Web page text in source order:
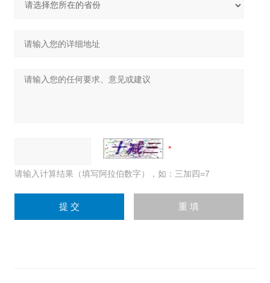
请输入计算结果（填写阿拉伯数字），如：三加四=7